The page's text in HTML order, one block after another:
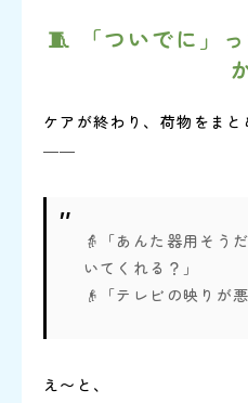
🧵 「ついでに」
ケアが終わり、荷物をま
──
👵「あんた器用そう
いてくれる？」
👴「テレビの映りが
え〜と、